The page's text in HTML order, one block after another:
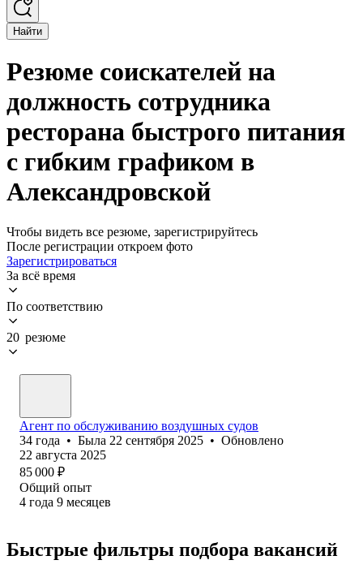
Найти
Резюме соискателей на
должность сотрудника
ресторана быстрого питания
с гибким графиком в
Александровской
Чтобы видеть все резюме, зарегистрируйтесь
После регистрации откроем фото
Зарегистрироваться
За всё время
По соответствию
20 резюме
Агент по обслуживанию воздушных судов
34 года • Была 22 сентября 2025 • Обновлено
22 августа 2025
85 000 ₽
Общий опыт
4 года 9 месяцев
Быстрые фильтры подбора вакансий